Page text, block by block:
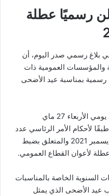
رسميًا عطلة
بلاغ رسمي صدر اليوم، أن
والمؤسسات العمومية ذات
رسمية بمناسبة عيد الأضحى
ووفق البلاغ، فإن العطلة ستكون يومي الأربعاء 27 ماي
2026، وذلك طبقًا لأحكام الأمر الرئاسي عدد
223 لسنة 2021 المؤرخ في 7 ديسمبر 2021 والمتعلق بضبط
عطلة لأعوان القطاع العمومي.
السنوية الخاصة بالمناسبات
عيد الأضحى الذي يمثل